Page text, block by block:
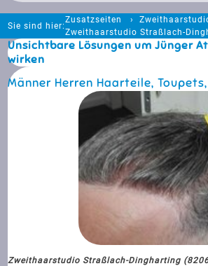
Sie sind hier:
Zusatzseiten
Zweithaarstudio Straßlach-
Unsichtbare Lösungen um Jünger
wirken
Männer Herren Haarteile,
Zweithaarstudio Straßlach-Dingharting